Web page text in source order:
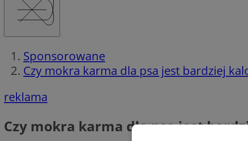
Sponsorowane
Czy mokra karma dla psa jest bardziej
reklama
Czy mokra karma dla psa jest